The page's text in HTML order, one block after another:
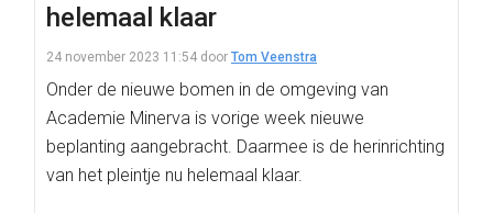
helemaal klaar
24 november 2023 11:54 door Tom Veenstra
Onder de nieuwe bomen in de omgeving van
Academie Minerva is vorige week nieuwe
beplanting aangebracht. Daarmee is de herinrichting
van het pleintje nu helemaal klaar.